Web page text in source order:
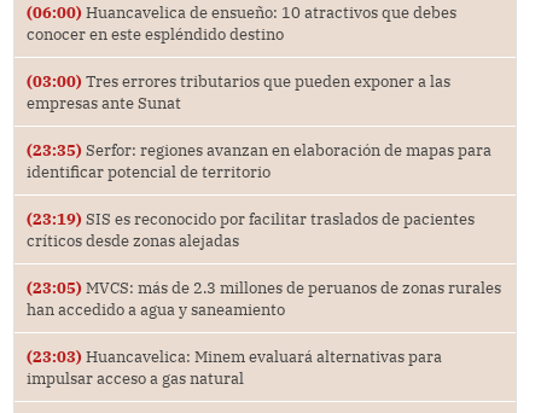
(06:00) Huancavelica de ensueño: 10 atractivos que debes
conocer en este espléndido destino
(03:00) Tres errores tributarios que pueden exponer a las
empresas ante Sunat
(23:35) Serfor: regiones avanzan en elaboración de mapas para
identificar potencial de territorio
(23:19) SIS es reconocido por facilitar traslados de pacientes
críticos desde zonas alejadas
(23:05) MVCS: más de 2.3 millones de peruanos de zonas rurales
han accedido a agua y saneamiento
(23:03) Huancavelica: Minem evaluará alternativas para
impulsar acceso a gas natural